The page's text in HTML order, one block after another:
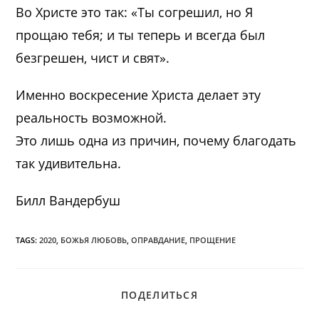
Во Христе это так: «Ты согрешил, но Я
прощаю тебя; и ты теперь и всегда был
безгрешен, чист и свят».
Именно воскресение Христа делает эту
реальность возможной.
Это лишь одна из причин, почему благодать
так удивительна.
Билл Вандербуш
TAGS:2020, БОЖЬЯ ЛЮБОВЬ, ОПРАВДАНИЕ, ПРОЩЕНИЕ
ПОДЕЛИТЬСЯ